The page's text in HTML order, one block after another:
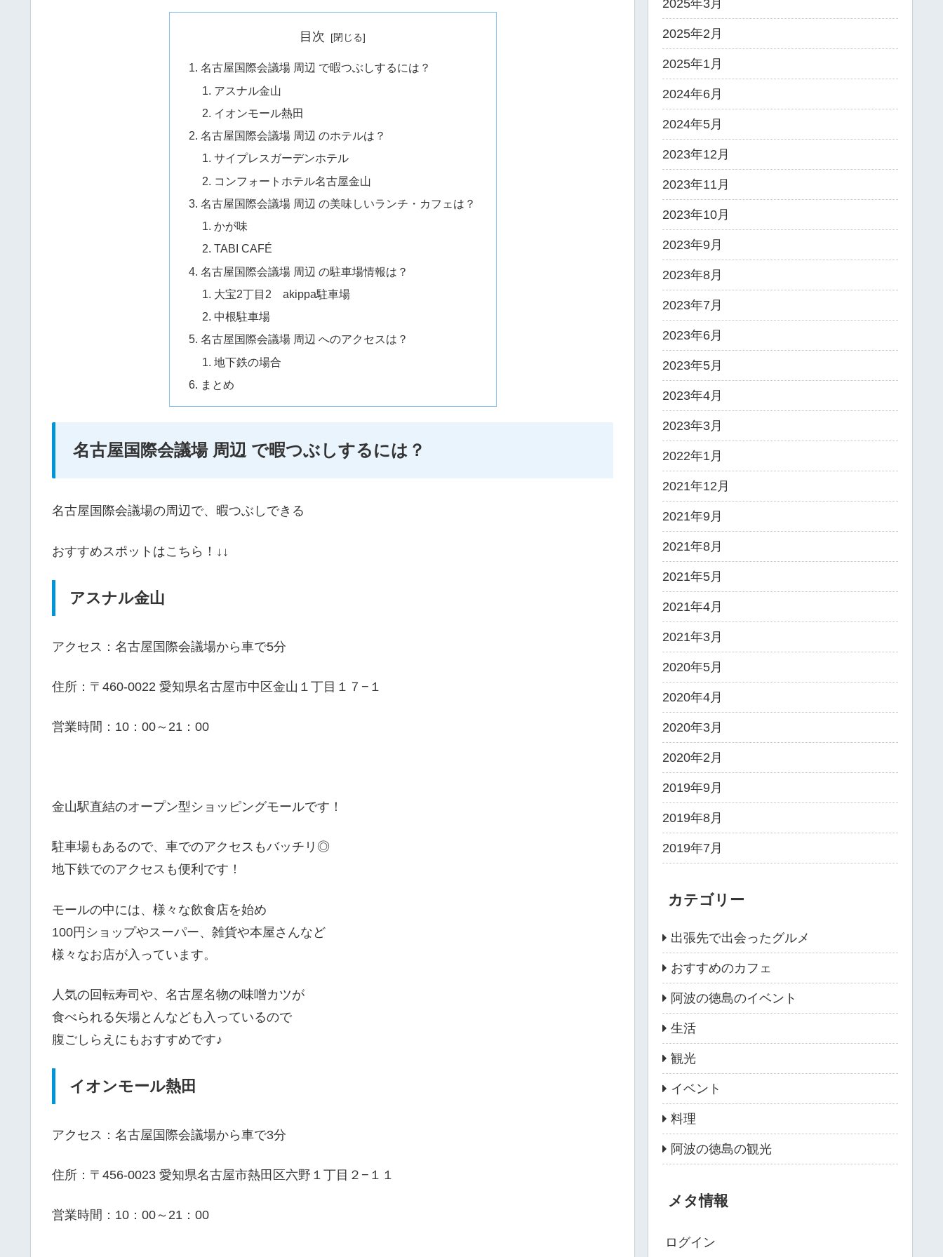
目次
名古屋国際会議場 周辺 で暇つぶしするには？
アスナル金山
イオンモール熱田
名古屋国際会議場 周辺 のホテルは？
サイプレスガーデンホテル
コンフォートホテル名古屋金山
名古屋国際会議場 周辺 の美味しいランチ・カフェは？
かが味
TABI CAFÉ
名古屋国際会議場 周辺 の駐車場情報は？
大宝2丁目2 akippa駐車場
中根駐車場
名古屋国際会議場 周辺 へのアクセスは？
地下鉄の場合
まとめ
名古屋国際会議場 周辺 で暇つぶしするには？
名古屋国際会議場の周辺で、暇つぶしできる
おすすめスポットはこちら！↓↓
アスナル金山
アクセス：名古屋国際会議場から車で5分
住所：〒460-0022 愛知県名古屋市中区金山１丁目１７−１
営業時間：10：00～21：00
金山駅直結のオープン型ショッピングモールです！
駐車場もあるので、車でのアクセスもバッチリ◎
地下鉄でのアクセスも便利です！
モールの中には、様々な飲食店を始め
100円ショップやスーパー、雑貨や本屋さんなど
様々なお店が入っています。
人気の回転寿司や、名古屋名物の味噌カツが
食べられる矢場とんなども入っているので
腹ごしらえにもおすすめです♪
イオンモール熱田
アクセス：名古屋国際会議場から車で3分
住所：〒456-0023 愛知県名古屋市熱田区六野１丁目２−１１
営業時間：10：00～21：00
2025年3月
2025年2月
2025年1月
2024年6月
2024年5月
2023年12月
2023年11月
2023年10月
2023年9月
2023年8月
2023年7月
2023年6月
2023年5月
2023年4月
2023年3月
2022年1月
2021年12月
2021年9月
2021年8月
2021年5月
2021年4月
2021年3月
2020年5月
2020年4月
2020年3月
2020年2月
2019年9月
2019年8月
2019年7月
カテゴリー
出張先で出会ったグルメ
おすすめのカフェ
阿波の徳島のイベント
生活
観光
イベント
料理
阿波の徳島の観光
メタ情報
ログイン